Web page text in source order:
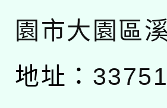
園市大園區
地址：